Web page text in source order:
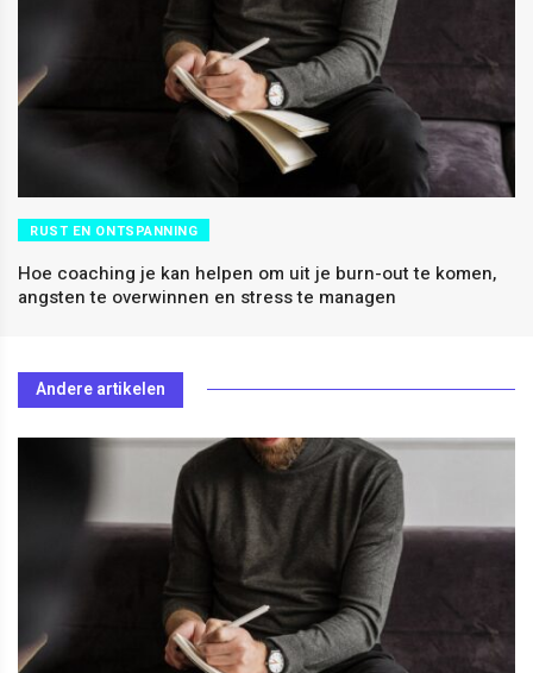
RUST EN ONTSPANNING
Hoe coaching je kan helpen om uit je burn-out te komen,
angsten te overwinnen en stress te managen
Andere artikelen